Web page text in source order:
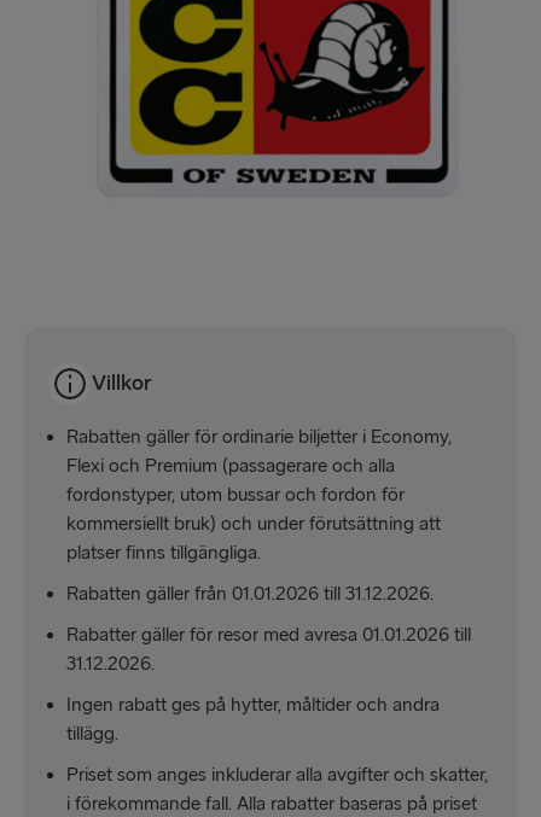
Villkor
Rabatten gäller för ordinarie biljetter i Economy,
Flexi och Premium (passagerare och alla
fordonstyper, utom bussar och fordon för
kommersiellt bruk) och under förutsättning att
platser finns tillgängliga.
Rabatten gäller från 01.01.2026 till 31.12.2026.
Rabatter gäller för resor med avresa 01.01.2026 till
31.12.2026.
Ingen rabatt ges på hytter, måltider och andra
tillägg.
Priset som anges inkluderar alla avgifter och skatter,
i förekommande fall. Alla rabatter baseras på priset